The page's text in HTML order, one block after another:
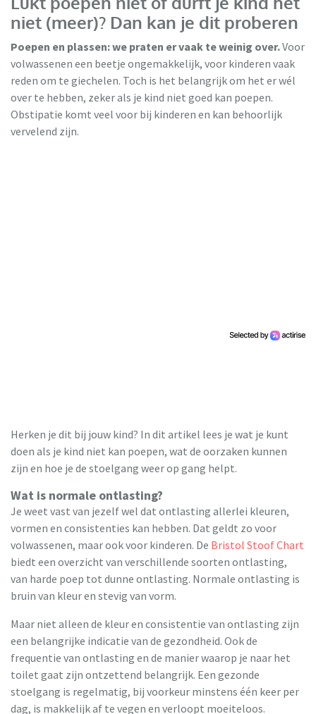
niet (meer)? Dan kan je dit proberen
Poepen en plassen: we praten er vaak te weinig over.Voor
volwassenen een beetje ongemakkelijk, voor kinderen vaak
reden om te giechelen. Toch is het belangrijk om het er wél
over te hebben, zeker als je kind niet goed kan poepen.
Obstipatie komt veel voor bij kinderen en kan behoorlijk
vervelend zijn.
Herken je dit bij jouw kind? In dit artikel lees je wat je kunt
doen als je kind niet kan poepen, wat de oorzaken kunnen
zijn en hoe je de stoelgang weer op gang helpt.
Wat is normale ontlasting?
Je weet vast van jezelf wel dat ontlasting allerlei kleuren,
vormen en consistenties kan hebben. Dat geldt zo voor
volwassenen, maar ook voor kinderen. De Bristol Stoof Chart
biedt een overzicht van verschillende soorten ontlasting,
van harde poep tot dunne ontlasting. Normale ontlasting is
bruin van kleur en stevig van vorm.
Maar niet alleen de kleur en consistentie van ontlasting zijn
een belangrijke indicatie van de gezondheid. Ook de
frequentie van ontlasting en de manier waarop je naar het
toilet gaat zijn ontzettend belangrijk. Een gezonde
stoelgang is regelmatig, bij voorkeur minstens één keer per
dag, is makkelijk af te vegen en verloopt moeiteloos.